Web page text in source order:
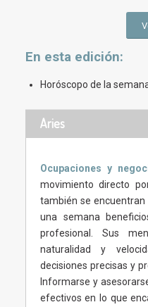
En esta edición:
Horóscopo de la
Aries
Ocupaciones y
movimiento directo
también se encuentran
una semana
profesional. Sus
naturalidad y
decisiones precisas y
Informarse y
efectivos en lo que